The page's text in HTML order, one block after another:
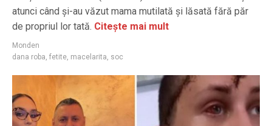
atunci când și-au văzut mama mutilată și lăsată fără păr
de propriul lor tată. Citește mai mult
Monden
dana roba, fetite, macelarita, soc